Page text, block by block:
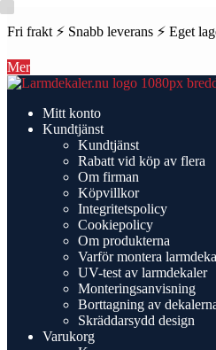
Fri frakt ⚡ Snabb leverans ⚡ Eget
Mer
Hoppa
navigering
Hoppa
innehållMitt konto
Kundtjänst
Kundtjänst
Rabatt vid köp av flera
Om firman
Köpvillkor
Integritetspolicy
Cookiepolicy
Om produkterna
Varför montera
UV-test av larmdekaler
Monteringsanvisning
Borttagning av
Skräddarsydd design
Varukorg